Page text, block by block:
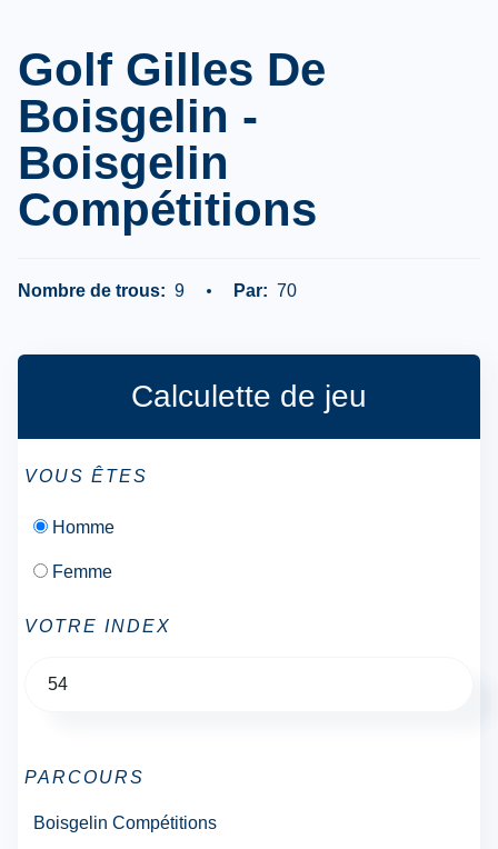
Golf Gilles De
Boisgelin -
Boisgelin
Compétitions
Nombre de trous: 9 Par: 70
Calculette de jeu
VOUS ÊTES
Homme
Femme
VOTRE INDEX
PARCOURS
Boisgelin Compétitions